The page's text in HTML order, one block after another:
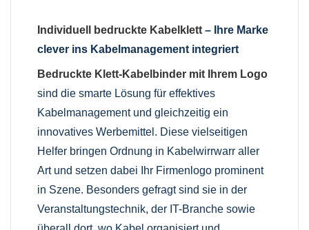
Individuell bedruckte Kabelklett – Ihre Marke
clever ins Kabelmanagement integriert
Bedruckte Klett-Kabelbinder mit Ihrem Logo
sind die smarte Lösung für effektives
Kabelmanagement und gleichzeitig ein
innovatives Werbemittel. Diese vielseitigen
Helfer bringen Ordnung in Kabelwirrwarr aller
Art und setzen dabei Ihr Firmenlogo prominent
in Szene. Besonders gefragt sind sie in der
Veranstaltungstechnik, der IT-Branche sowie